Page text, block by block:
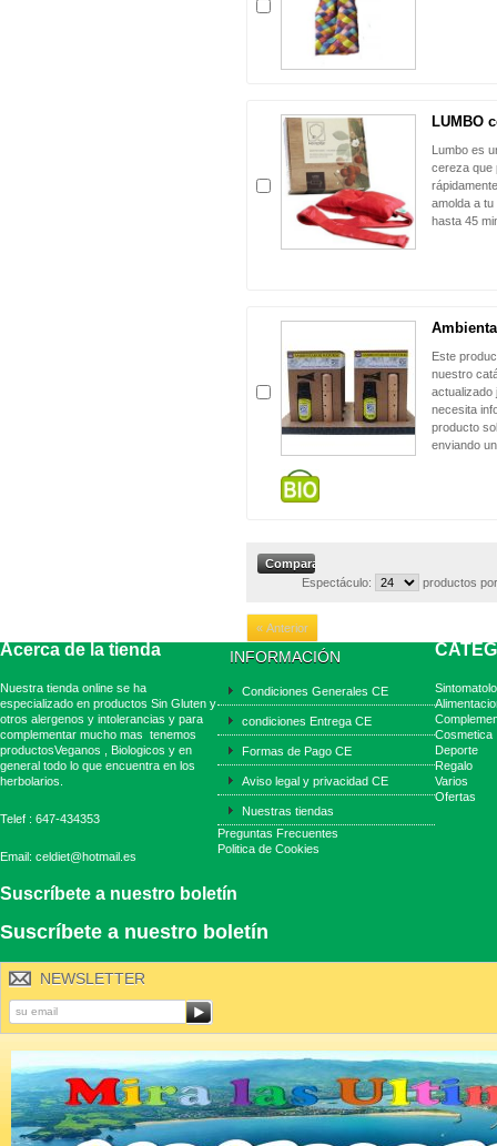
LUMBO
Lumbo es
cereza que
amolda a
hasta 45
Este
nuestro
actualizado
necesita
producto
enviando
Espectáculo: productos
« Anterior
Acerca de la tienda
Nuestra tienda online se ha
especializado en productos Sin Gluten y
otros alergenos y intolerancias y para
complementar mucho mas tenemos
productosVeganos , Biologicos y en
general todo lo que encuentra en los
herbolarios.
Telef : 647-434353
Email: celdiet@hotmail.es
INFORMACIÓN
Condiciones Generales CE
condiciones Entrega CE
Formas de Pago CE
Aviso legal y privacidad CE
Nuestras tiendas
Preguntas Frecuentes
Politica de Cookies
Cosmetica
Deporte
Regalo
Varios
Ofertas
Suscríbete a nuestro boletín
Suscríbete a nuestro boletín
NEWSLETTER